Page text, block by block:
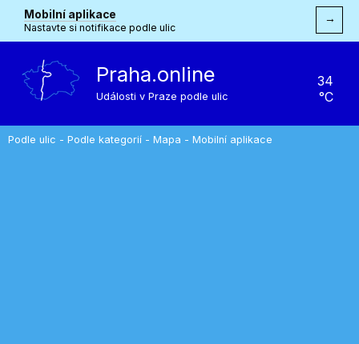
Mobilní aplikace
Nastavte si notifikace podle ulic
→
Praha.online
Události v Praze podle ulic
34
°C
Podle ulic - Podle kategorií - Mapa - Mobilní aplikace